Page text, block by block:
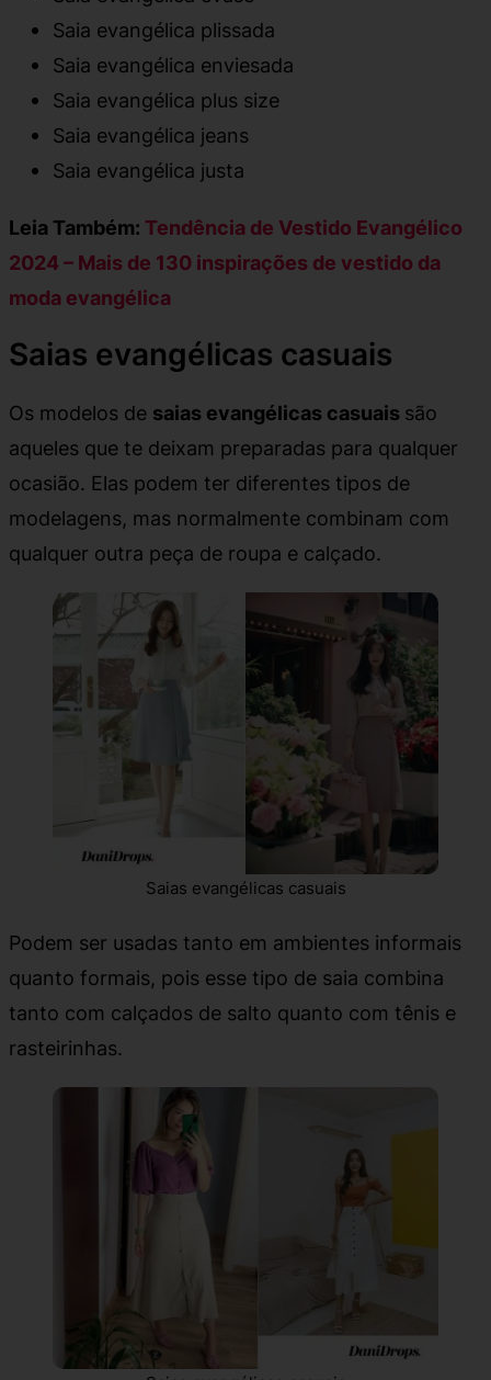
Saia evangélica plissada
Saia evangélica enviesada
Saia evangélica plus size
Saia evangélica jeans
Saia evangélica justa
Leia Também: Tendência de Vestido Evangélico
2024 – Mais de 130 inspirações de vestido da
moda evangélica
Saias evangélicas casuais
Os modelos de saias evangélicas casuais são
aqueles que te deixam preparadas para qualquer
ocasião. Elas podem ter diferentes tipos de
modelagens, mas normalmente combinam com
qualquer outra peça de roupa e calçado.
Saias evangélicas casuais
Podem ser usadas tanto em ambientes informais
quanto formais, pois esse tipo de saia combina
tanto com calçados de salto quanto com tênis e
rasteirinhas.